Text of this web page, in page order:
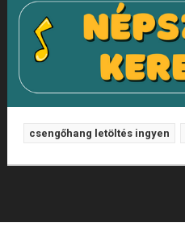
csengőhang letöltés ingyen